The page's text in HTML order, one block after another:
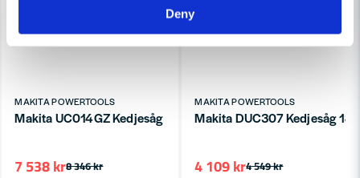
Deny
MAKITA POWERTOOLS
Makita UC014GZ Kedjesåg XGT 40V (utan batterier)
8 346 kr
7 538 kr
MAKITA POWERTOOLS
Makita DUC307 Kedjesåg
4 549 kr
4 109 kr